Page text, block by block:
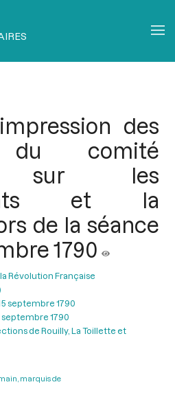
des
du comité
sur les
et la
de la séance
1790
Révolution Française
septembre 1790
septembre 1790
de Rouilly, La Toillette et
marquis de